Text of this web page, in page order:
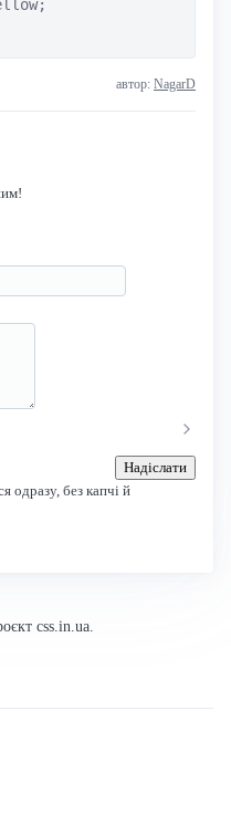
автор: NagarD
Надіслати
одразу, без капчі й
css.in.ua.